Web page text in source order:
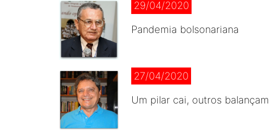
29/04/2020
Pandemia bolsonariana
27/04/2020
Um pilar cai, outros balançam